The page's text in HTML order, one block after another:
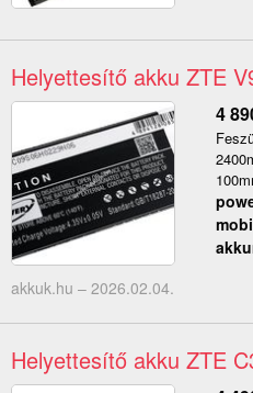
Helyettesítő akku ZTE
4
akkuk.hu – 2026.02.04.
Helyettesítő akku ZTE